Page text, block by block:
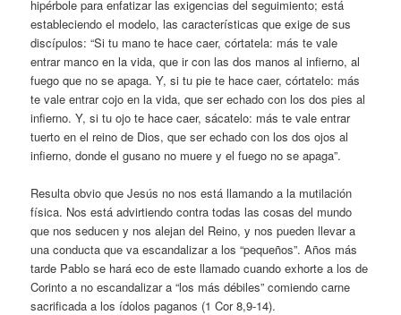
hipérbole para enfatizar las exigencias del seguimiento; está
estableciendo el modelo, las características que exige de sus
discípulos: “Si tu mano te hace caer, córtatela: más te vale
entrar manco en la vida, que ir con las dos manos al infierno, al
fuego que no se apaga. Y, si tu pie te hace caer, córtatelo: más
te vale entrar cojo en la vida, que ser echado con los dos pies al
infierno. Y, si tu ojo te hace caer, sácatelo: más te vale entrar
tuerto en el reino de Dios, que ser echado con los dos ojos al
infierno, donde el gusano no muere y el fuego no se apaga”.
Resulta obvio que Jesús no nos está llamando a la mutilación
física. Nos está advirtiendo contra todas las cosas del mundo
que nos seducen y nos alejan del Reino, y nos pueden llevar a
una conducta que va escandalizar a los “pequeños”. Años más
tarde Pablo se hará eco de este llamado cuando exhorte a los de
Corinto a no escandalizar a “los más débiles” comiendo carne
sacrificada a los ídolos paganos (1 Cor 8,9-14).